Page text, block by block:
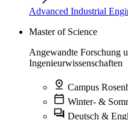
Advanced Industrial
Master of Science
Angewandte Forschung
Ingenieurwissenschaften
Campus
Winter- &
Deutsch &